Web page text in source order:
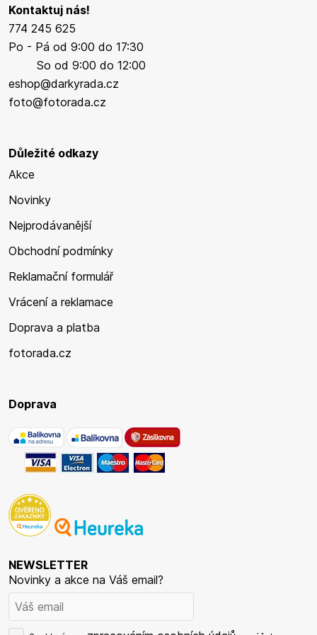
Kontaktuj nás!
774 245 625
Po - Pá od 9:00 do 17:30
So od 9:00 do 12:00
eshop@darkyrada.cz
foto@fotorada.cz
Důležité odkazy
Akce
Novinky
Nejprodávanější
Obchodní podmínky
Reklamační formulář
Vrácení a reklamace
Doprava a platba
fotorada.cz
Doprava
NEWSLETTER
Novinky a akce na Váš email?